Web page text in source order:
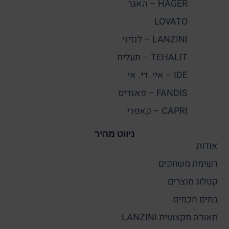
HAGER – האגר
LOVATO
LANZINI – לנזיני
TEHALIT – תעלית
IDE – איי. די. אי
FANDIS – פאנדיס
CAPRI – קאפרי
ניווט מהיר
אודות
רשימת משווקים
קטלוג מוצרים
בתים חכמים
תאורה מקצועית LANZINI